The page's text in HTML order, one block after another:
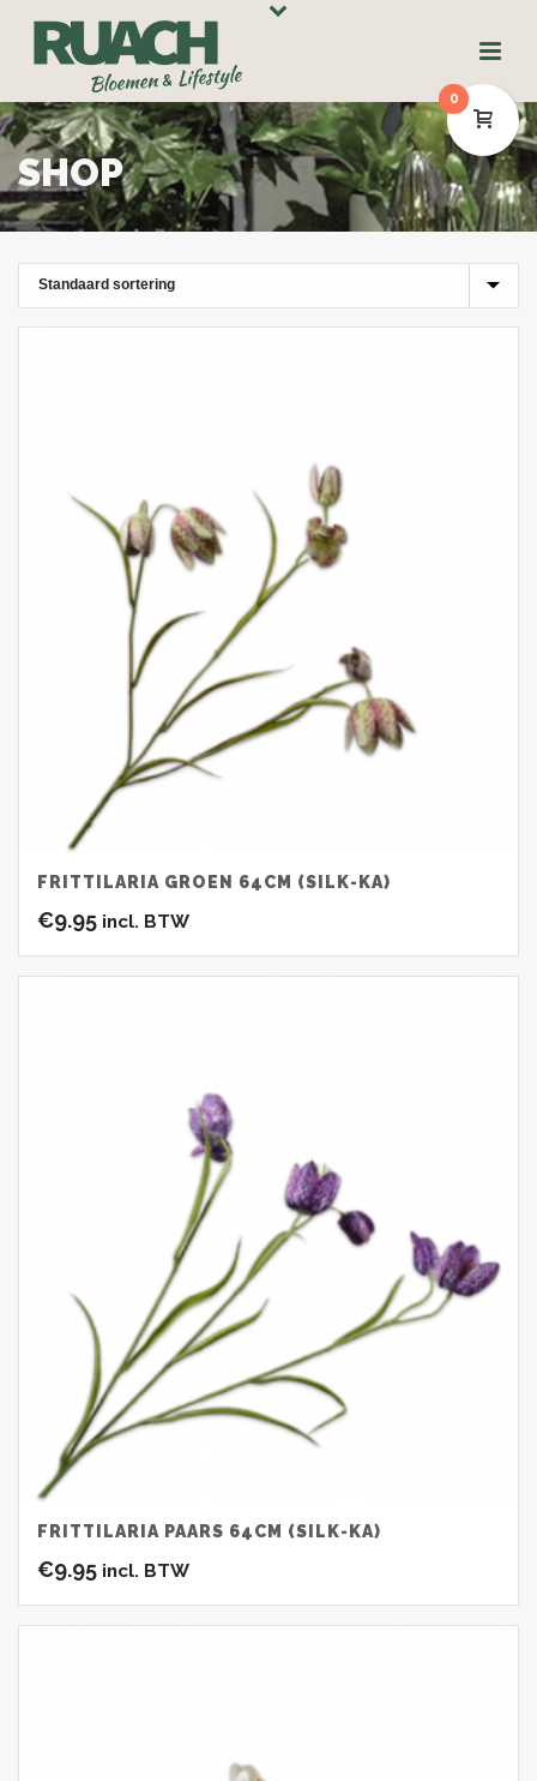
SHOP
FRITTILARIA GROEN 64CM (SILK-KA)
€9.95 incl. BTW
FRITTILARIA PAARS 64CM (SILK-KA)
€9.95 incl. BTW
0